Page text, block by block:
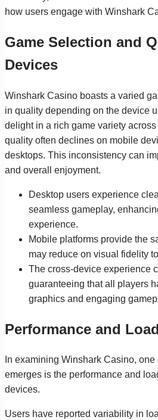
how users engage with Winshark
Game Selection and
Devices
Winshark Casino boasts a varied
in quality depending on the device
delight in a rich game variety
quality often declines on mobile
desktops. This inconsistency can
and overall enjoyment.
Desktop users experience
seamless gameplay,
experience.
Mobile platforms provide the
may reduce on visual fidelity
The cross-device experience
guaranteeing that all players
graphics and engaging
Performance and
In examining Winshark Casino,
emerges is the performance and
devices.
Users have reported variability in